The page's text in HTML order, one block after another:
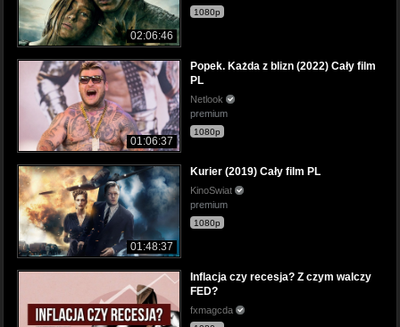
02:06:46
1080p
01:06:37
Popek. Każda z blizn (2022) Cały film
PL
Netlook
premium
1080p
01:48:37
Kurier (2019) Cały film PL
KinoSwiat
premium
1080p
Inflacja czy recesja? Z czym walczy
FED?
fxmagcda